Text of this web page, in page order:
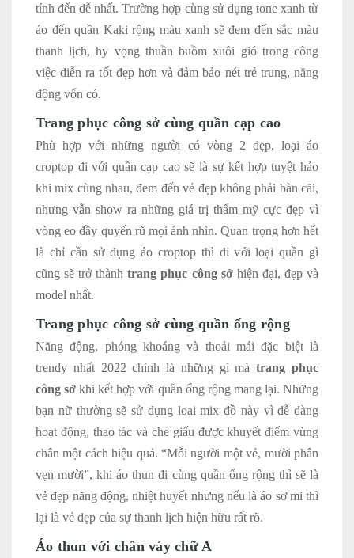
tính đến dễ nhất. Trường hợp cùng sử dụng tone xanh từ
áo đến quần Kaki rộng màu xanh sẽ đem đến sắc màu
thanh lịch, hy vọng thuần buồm xuôi gió trong công
việc diễn ra tốt đẹp hơn và đảm bảo nét trẻ trung, năng
động vốn có.
Trang phục công sở cùng quần cạp cao
Phù hợp với những người có vòng 2 đẹp, loại áo
croptop đi với quần cạp cao sẽ là sự kết hợp tuyệt hảo
khi mix cùng nhau, đem đến vẻ đẹp không phải bàn cãi,
nhưng vẫn show ra những giá trị thẩm mỹ cực đẹp vì
vòng eo đầy quyến rũ mọi ánh nhìn. Quan trọng hơn hết
là chỉ cần sử dụng áo croptop thì đi với loại quần gì
cũng sẽ trở thànhtrang phục công sởhiện đại, đẹp và
model nhất.
Trang phục công sở cùng quần ống rộng
Năng động, phóng khoáng và thoải mái đặc biệt là
trendy nhất 2022 chính là những gì màtrang phục
công sở khi kết hợp với quần ống rộng mang lại. Những
bạn nữ thường sẽ sử dụng loại mix đồ này vì dễ dàng
hoạt động, thao tác và che giấu được khuyết điểm vùng
chân một cách hiệu quả. “Mỗi người một vẻ, mười phân
vẹn mười”, khi áo thun đi cùng quần ống rộng thì sẽ là
vẻ đẹp năng động, nhiệt huyết nhưng nếu là áo sơ mi thì
lại là vẻ đẹp của sự thanh lịch hiện hữu rất rõ.
Áo thun với chân váy chữ A